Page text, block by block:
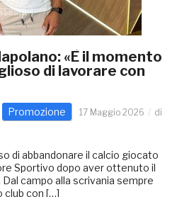
«È il momento
di lavorare con
Promozione 17 Maggio 2026
di
di abbandonare il calcio giocato
Sportivo dopo aver ottenuto il
campo alla scrivania sempre
club con […]